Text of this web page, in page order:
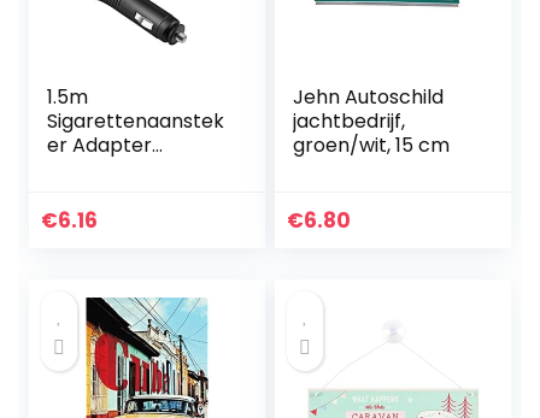
1.5m
Sigarettenaanstek
er Adapter
Sigarettenaanstek
Zekeringknop 12V
24V
€6.16
Jehn Autoschild
jachtbedrijf,
groen/wit, 15 cm
€6.80